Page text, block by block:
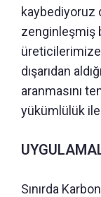
kaybediyoruz
zenginleşmiş
dışarıdan
aranmasını
yükümlülük
Sınırda